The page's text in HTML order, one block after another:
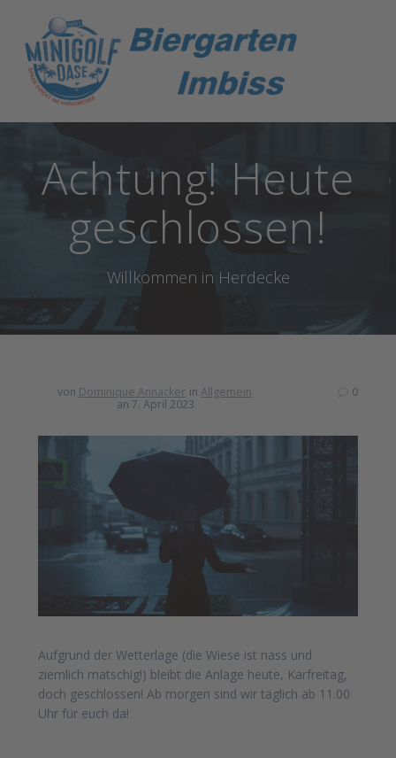
springen
Achtung! Heute
geschlossen!
Willkommen in Herdecke
von Dominique Annacker inAllgemein
an 7. April 2023
0
Aufgrund der Wetterlage (die Wiese ist nass und
ziemlich matschig!) bleibt die Anlage heute, Karfreitag,
doch geschlossen! Ab morgen sind wir täglich ab 11.00
Uhr für euch da!